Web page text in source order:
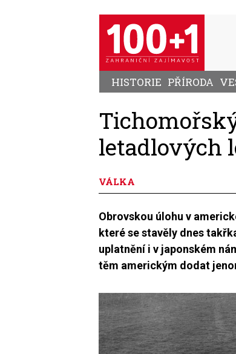
HISTORIE PŘÍRODA
letadlových
VÁLKA
Obrovskou úlohu v
které se stavěly dnes
uplatnění i v japonském
těm americkým dodat